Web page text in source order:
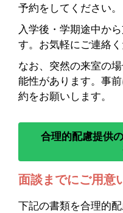
予約をしてください。
入学後・学期途中か
す。お気軽にご連絡く
なお、突然の来室の
能性があります。事
約をお願いします。
合理的配慮提供
面談までにご用意
下記の書類を合理的